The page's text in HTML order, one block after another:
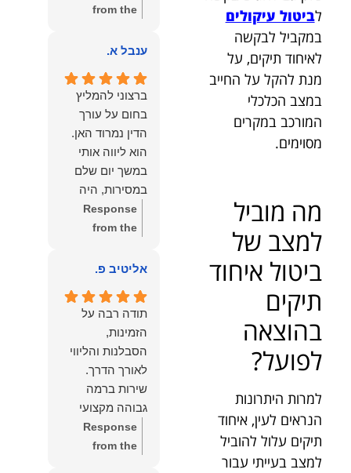
לביטול עיקולים
במקביל לבקשה
לאיחוד תיקים, על
מנת להקל על החייב
במצב הכלכלי
המורכב במקרים
מסוימים.
מה מוביל
למצב של
ביטול איחוד
תיקים
בהוצאה
לפועל?
למרות היתרונות
הנראים לעין, איחוד
תיקים עלול להוביל
למצב בעייתי עבור
קשבת, ונונתנים
מלא ואמיתי..שפו
עליכם..אני
שמחה שאתם
איתי ותזכו לטוב
כפי
שאתם....תבורכו
ברכה והצלחה
וחיבוק ממני🙂😘
💓
from the
רבה על המילים
והמרגשות.
שמחנו מאוד
לקרוא את
דברייך. אנו
מעריכים את
האמון שנתת בנו
ונמשיך לעמוד
לצידך וללוות
אותך במסירות.
הלב הרבה
הצלחה, ברכה
ובשורות טובות.
שמעון האן
משרד עורכי דין
ונוטריון
ענבל א.
ברצוני להמליץ
בחום על עורך
הדין נמרוד האן.
הוא ליווה אותי
במשך יום שלם
במסירות, היה
זמין לכל שאלה,
הכווין אותי בכל
תחושת ביטחון
התהליך.
המקצועיות,
הסבלנות,
היסודיות
והאכפתיות שלו
בלטו מהרגע
הראשון. הרגשתי
שיש לי על מי
לסמוך, ואני
Response
from the
הוא שלנו, נעמוד
ולשירותך בכל
עת גם בהמשך.
שמעון האן
משרד עורכי דין
ונוטריון
אליטיב פ.
תודה רבה על
הזמינות,
הסבלנות והליווי
שירות ברמה
גבוהה מקצועי
ואמין.
Response
from the